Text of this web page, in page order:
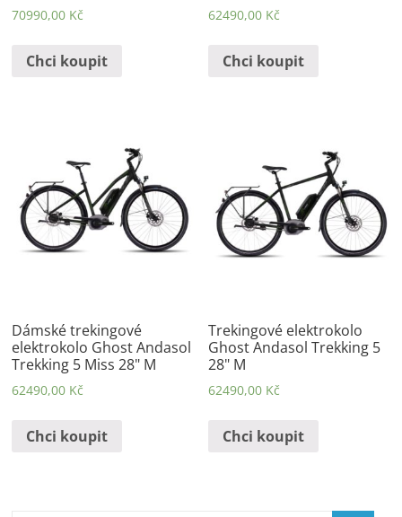
70990,00 Kč
Chci koupit
62490,00 Kč
Chci koupit
Dámské trekingové
elektrokolo Ghost Andasol
Trekking 5 Miss 28" M
62490,00 Kč
Chci koupit
Trekingové elektrokolo
Ghost Andasol Trekking 5
28" M
62490,00 Kč
Chci koupit